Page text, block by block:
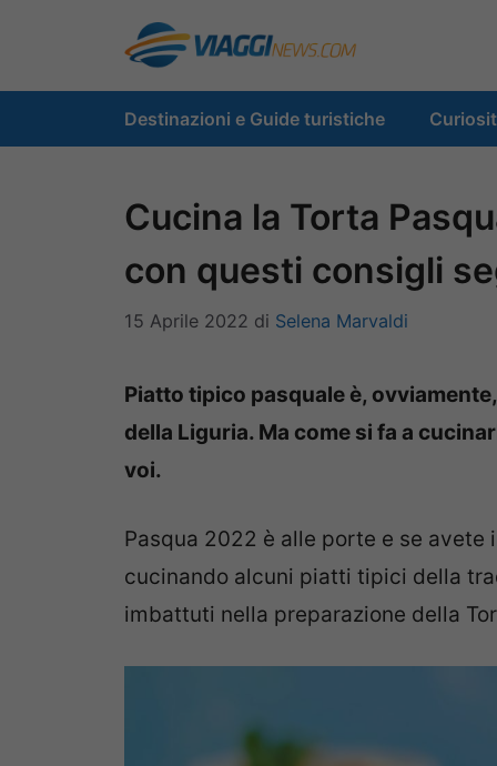
contenuto
Destinazioni e Guide turistiche
Cucina la Torta
con questi consigli
15 Aprile 2022 di Selena Marvaldi
Piatto tipico pasquale è,
della Liguria. Ma come si fa a
voi.
Pasqua 2022 è alle porte e se
cucinando alcuni piatti tipici della
imbattuti nella preparazione della